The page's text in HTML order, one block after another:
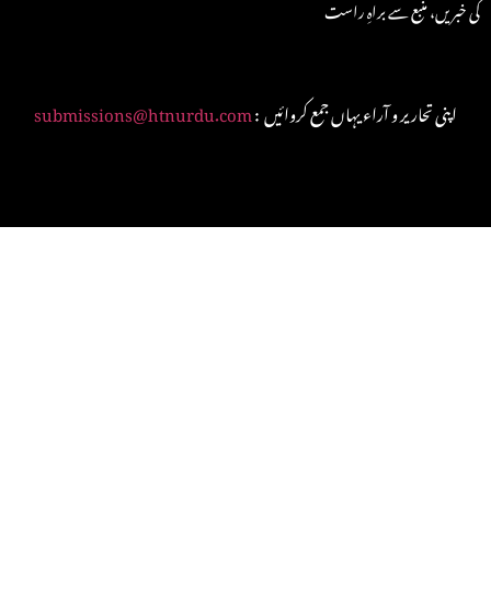
کی خبریں، منبع سے براہِ راست
submissions@htnurdu.com : اپنی تحاریر و آراء یہاں جمع کروائیں